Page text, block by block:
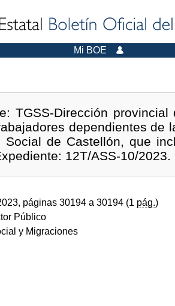
Mi BOE
TGSS-Dirección provincial
dependientes de
de Castellón, que
12T/ASS-10/2023.
páginas 30194 a 30194 (1 pág.)
Público
y Migraciones